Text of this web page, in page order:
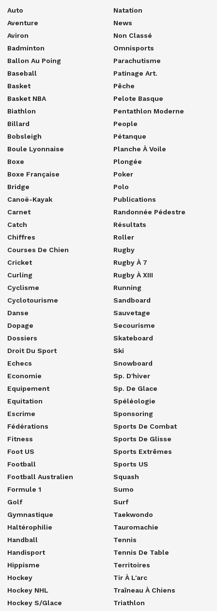
Auto
Aventure
Aviron
Badminton
Ballon Au Poing
Baseball
Basket
Basket NBA
Biathlon
Billard
Bobsleigh
Boule Lyonnaise
Boxe
Boxe Française
Bridge
Canoë-Kayak
Carnet
Catch
Chiffres
Courses De Chien
Cricket
Curling
Cyclisme
Cyclotourisme
Danse
Dopage
Dossiers
Droit Du Sport
Echecs
Economie
Equipement
Equitation
Escrime
Fédérations
Fitness
Foot US
Football
Football Australien
Formule 1
Golf
Gymnastique
Haltérophilie
Handball
Handisport
Hippisme
Hockey
Hockey NHL
Hockey S/glace
Natation
News
Non Classé
Omnisports
Parachutisme
Patinage Art.
Pêche
Pelote Basque
Pentathlon Moderne
People
Pétanque
Planche À Voile
Plongée
Poker
Polo
Publications
Randonnée Pédestre
Résultats
Roller
Rugby
Rugby À 7
Rugby À XIII
Running
Sandboard
Sauvetage
Secourisme
Skateboard
Ski
Snowboard
Sp. D'hiver
Sp. De Glace
Spéléologie
Sponsoring
Sports De Combat
Sports De Glisse
Sports Extrêmes
Sports US
Squash
Sumo
Surf
Taekwondo
Tauromachie
Tennis
Tennis De Table
Territoires
Tir À L'arc
Traîneau À Chiens
Triathlon